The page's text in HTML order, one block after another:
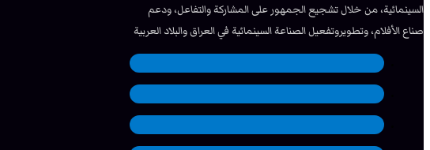
السينمائية، من خلال تشجيع الجمهور على المشاركة والتفاعل، ودعم
صناع الأفلام، وتطويروتفعيل الصناعة السينمائية في العراق والبلاد العربية